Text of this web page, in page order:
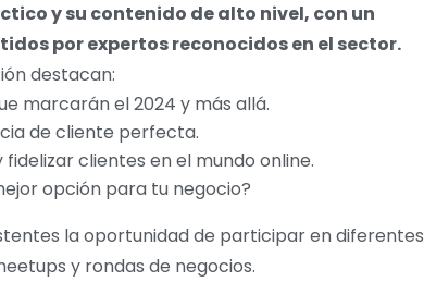
y su contenido de alto nivel, con un
por expertos reconocidos en el sector.
destacan:
marcarán el 2024 y más allá.
de cliente perfecta.
clientes en el mundo online.
opción para tu negocio?
la oportunidad de participar en diferentes
y rondas de negocios.